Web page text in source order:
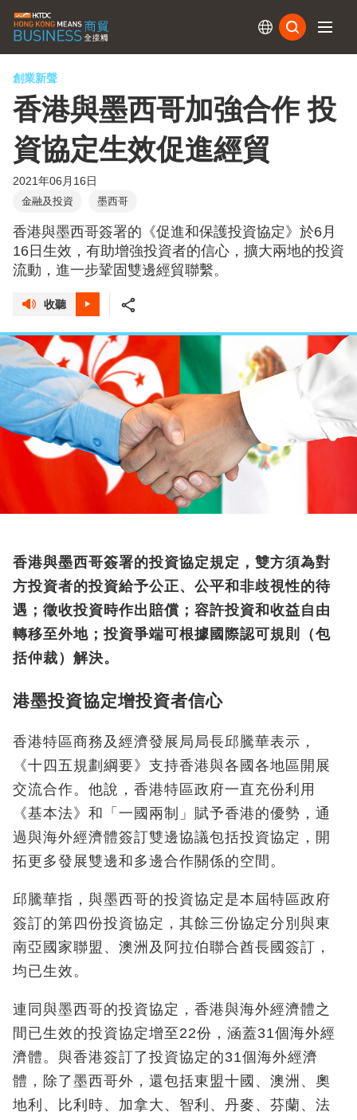
創業新聲
香港與墨西哥加強合作 投
資協定生效促進經貿
2021年06月16日
金融及投資 墨西哥
香港與墨西哥簽署的《促進和保護投資協定》於6月
16日生效，有助增強投資者的信心，擴大兩地的投資
流動，進一步鞏固雙邊經貿聯繫。
收聽
香港與墨西哥簽署的投資協定規定，雙方須為對
方投資者的投資給予公正、公平和非歧視性的待
遇；徵收投資時作出賠償；容許投資和收益自由
轉移至外地；投資爭端可根據國際認可規則（包
括仲裁）解決。
港墨投資協定增投資者信心
香港特區商務及經濟發展局局長邱騰華表示，
《十四五規劃綱要》支持香港與各國各地區開展
交流合作。他說，香港特區政府一直充份利用
《基本法》和「一國兩制」賦予香港的優勢，通
過與海外經濟體簽訂雙邊協議包括投資協定，開
拓更多發展雙邊和多邊合作關係的空間。
邱騰華指，與墨西哥的投資協定是本屆特區政府
簽訂的第四份投資協定，其餘三份協定分別與東
南亞國家聯盟、澳洲及阿拉伯聯合酋長國簽訂，
均已生效。
連同與墨西哥的投資協定，香港與海外經濟體之
間已生效的投資協定增至22份，涵蓋31個海外經
濟體。與香港簽訂了投資協定的31個海外經濟
體，除了墨西哥外，還包括東盟十國、澳洲、奧
地利、比利時、加拿大、智利、丹麥、芬蘭、法